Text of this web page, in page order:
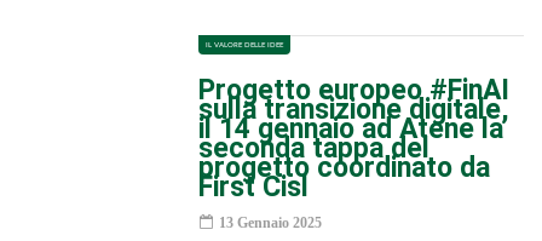
IL VALORE DELLE IDEE
Progetto europeo #FinAI
sulla transizione digitale,
il 14 gennaio ad Atene la
seconda tappa del
progetto coordinato da
First Cisl
13 Gennaio 2025